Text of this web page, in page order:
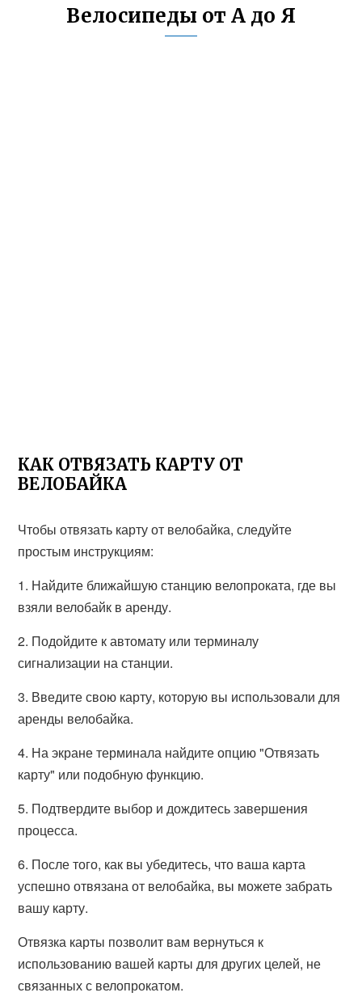
Велосипеды от А до Я
КАК ОТВЯЗАТЬ КАРТУ ОТ
ВЕЛОБАЙКА
Чтобы отвязать карту от велобайка, следуйте
простым инструкциям:
1. Найдите ближайшую станцию велопроката, где вы
взяли велобайк в аренду.
2. Подойдите к автомату или терминалу
сигнализации на станции.
3. Введите свою карту, которую вы использовали для
аренды велобайка.
4. На экране терминала найдите опцию "Отвязать
карту" или подобную функцию.
5. Подтвердите выбор и дождитесь завершения
процесса.
6. После того, как вы убедитесь, что ваша карта
успешно отвязана от велобайка, вы можете забрать
вашу карту.
Отвязка карты позволит вам вернуться к
использованию вашей карты для других целей, не
связанных с велопрокатом.